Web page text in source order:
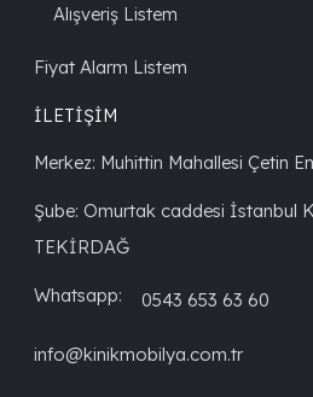
Alışveriş Listem
Fiyat Alarm Listem
İLETİŞİM
Merkez: Muhittin Mahallesi Çetin
Şube: Omurtak caddesi İstanbul
TEKİRDAĞ
Whatsapp: 0543 653 63 60
info@kinikmobilya.com.tr